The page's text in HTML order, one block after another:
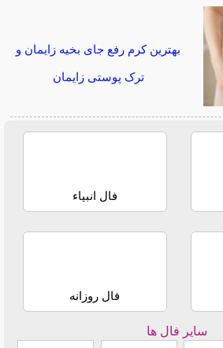
بهترین کرم رفع جای بخیه زایمان و
ترک پوستی زایمان
فال انبیاء
فال روزانه
سایر فال ها